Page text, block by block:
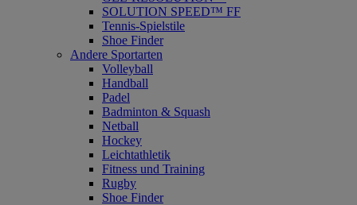
SOLUTION SPEED™ FF
Tennis-Spielstile
Shoe Finder
Andere Sportarten
Volleyball
Handball
Padel
Badminton & Squash
Netball
Hockey
Leichtathletik
Fitness und Training
Rugby
Shoe Finder